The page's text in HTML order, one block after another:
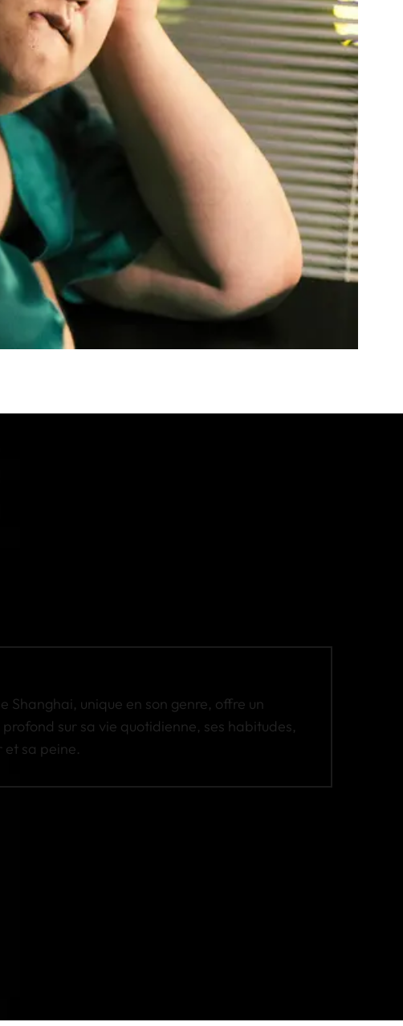
Shanghai, unique en son genre, offre un
sur sa vie quotidienne, ses habitudes,
et sa peine.